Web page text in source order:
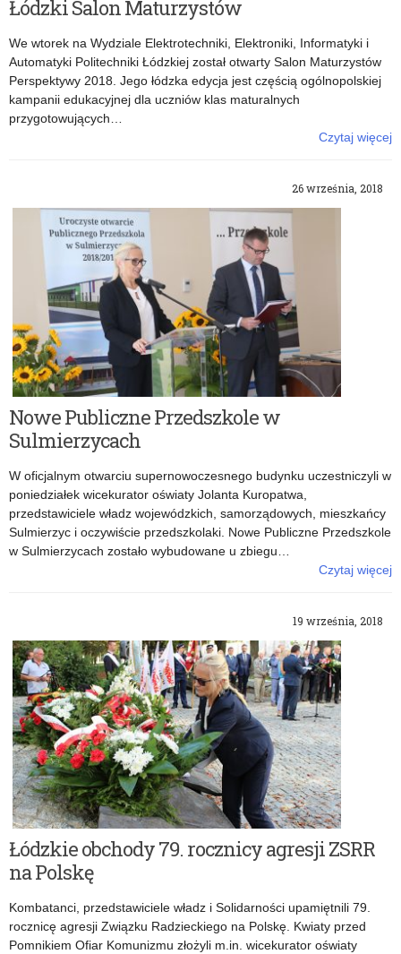
Łódzki Salon Maturzystów
We wtorek na Wydziale Elektrotechniki, Elektroniki, Informatyki i
Automatyki Politechniki Łódzkiej został otwarty Salon Maturzystów
Perspektywy 2018. Jego łódzka edycja jest częścią ogólnopolskiej
kampanii edukacyjnej dla uczniów klas maturalnych
przygotowujących…
Czytaj więcej
26 września, 2018
Nowe Publiczne Przedszkole w
Sulmierzycach
W oficjalnym otwarciu supernowoczesnego budynku uczestniczyli w
poniedziałek wicekurator oświaty Jolanta Kuropatwa,
przedstawiciele władz wojewódzkich, samorządowych, mieszkańcy
Sulmierzyc i oczywiście przedszkolaki. Nowe Publiczne Przedszkole
w Sulmierzycach zostało wybudowane u zbiegu…
Czytaj więcej
19 września, 2018
Łódzkie obchody 79. rocznicy agresji ZSRR
na Polskę
Kombatanci, przedstawiciele władz i Solidarności upamiętnili 79.
rocznicę agresji Związku Radzieckiego na Polskę. Kwiaty przed
Pomnikiem Ofiar Komunizmu złożyli m.in. wicekurator oświaty